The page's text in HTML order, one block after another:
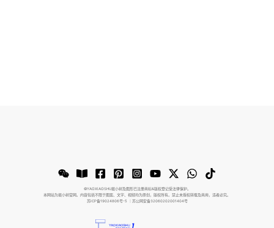
©️YAOXIAOSHU摇小树及图形已注册商标&版权登记受法律保护。
本网站为摇小树官网。内容包括不限于图案、文字、视频均为原创，版权所有。禁止未授权转载及商用，违者必究。
苏ICP备19024806号-5 ｜苏公网安备32060202001404号